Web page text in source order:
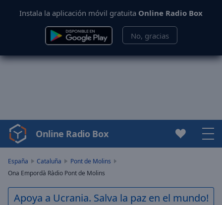
Instala la aplicación móvil gratuita Online Radio Box
No, gracias
Video
Player
loading.
Video
Play
Online Radio Box
España Cataluña
Pont de Molins
Ona Empordà Ràdio Pont de Molins
Apoya a Ucrania. Salva la paz en el mundo!